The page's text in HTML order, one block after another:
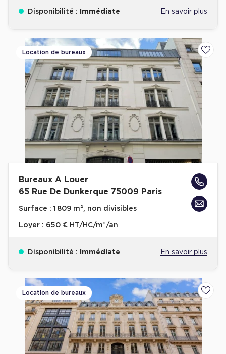
Disponibilité : Immédiate En savoir plus
Location de bureaux
Bureaux A Louer
65 Rue De Dunkerque 75009 Paris
Surface : 1 809 m², non divisibles
Loyer : 650 € HT/HC/m²/an
Disponibilité : Immédiate En savoir plus
Location de bureaux